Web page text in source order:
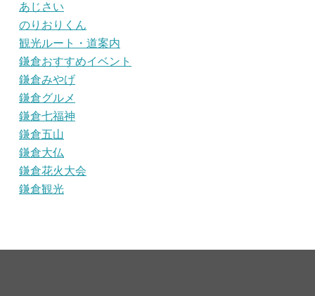
あじさい
のりおりくん
観光ルート・道案内
鎌倉おすすめイベント
鎌倉みやげ
鎌倉グルメ
鎌倉七福神
鎌倉五山
鎌倉大仏
鎌倉花火大会
鎌倉観光